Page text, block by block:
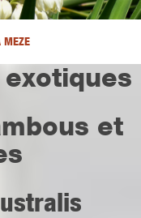
MEZE
et